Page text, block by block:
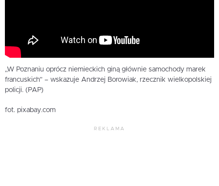
„W Poznaniu oprócz niemieckich giną głównie samochody marek
francuskich” – wskazuje Andrzej Borowiak, rzecznik wielkopolskiej
policji. (PAP)
fot. pixabay.com
REKLAMA